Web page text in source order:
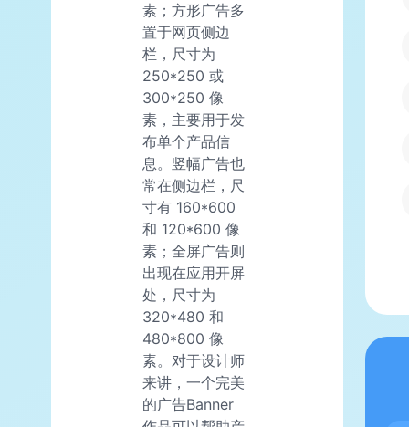
素；方形广告多
置于网页侧边
栏，尺寸为
250*250 或
300*250 像
素，主要用于发
布单个产品信
息。竖幅广告也
常在侧边栏，尺
寸有 160*600
和 120*600 像
素；全屏广告则
出现在应用开屏
处，尺寸为
320*480 和
480*800 像
素。对于设计师
来讲，一个完美
的广告Banner